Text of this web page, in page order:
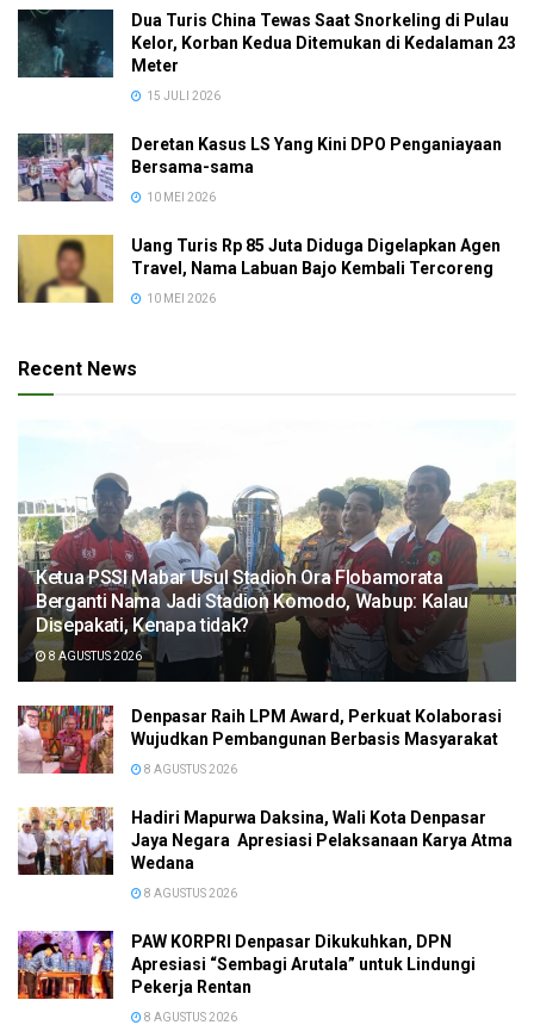
Dua Turis China Tewas Saat Snorkeling di Pulau
Kelor, Korban Kedua Ditemukan di Kedalaman 23
Meter
15 JULI 2026
Deretan Kasus LS Yang Kini DPO Penganiayaan
Bersama-sama
10 MEI 2026
Uang Turis Rp 85 Juta Diduga Digelapkan Agen
Travel, Nama Labuan Bajo Kembali Tercoreng
10 MEI 2026
Recent News
Ketua PSSI Mabar Usul Stadion Ora Flobamorata
Berganti Nama Jadi Stadion Komodo, Wabup: Kalau
Disepakati, Kenapa tidak?
8 AGUSTUS 2026
Denpasar Raih LPM Award, Perkuat Kolaborasi
Wujudkan Pembangunan Berbasis Masyarakat
8 AGUSTUS 2026
Hadiri Mapurwa Daksina, Wali Kota Denpasar
Jaya Negara Apresiasi Pelaksanaan Karya Atma
Wedana
8 AGUSTUS 2026
PAW KORPRI Denpasar Dikukuhkan, DPN
Apresiasi “Sembagi Arutala” untuk Lindungi
Pekerja Rentan
8 AGUSTUS 2026